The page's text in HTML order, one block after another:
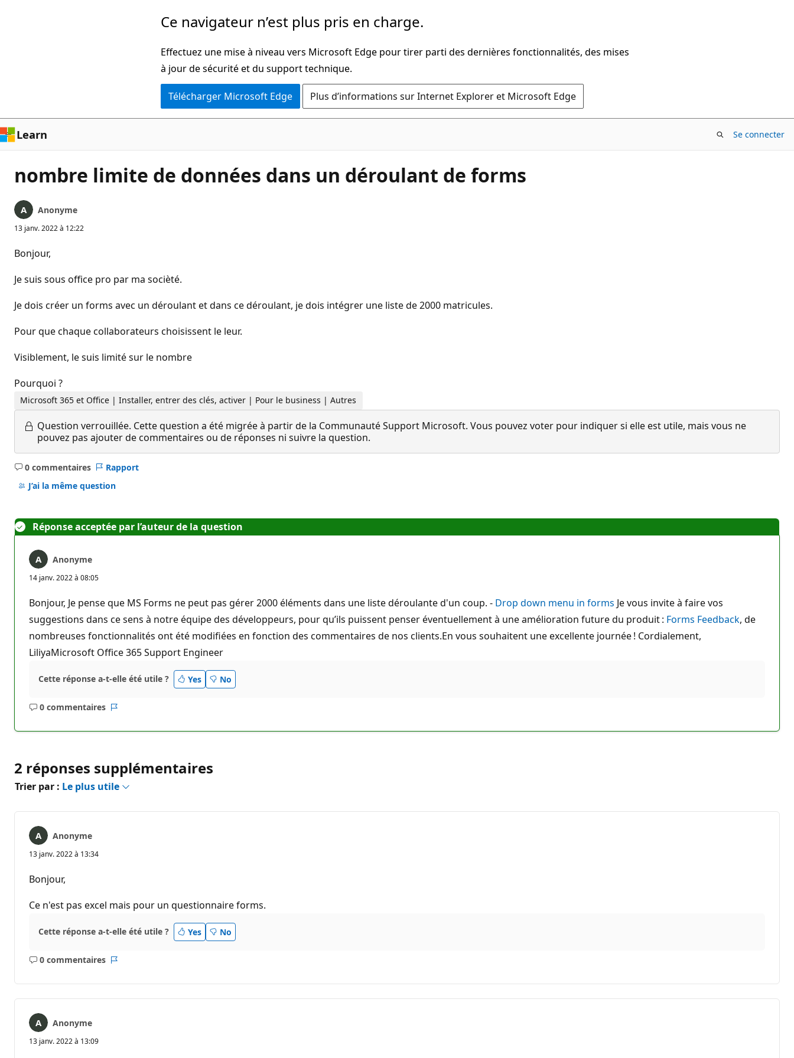
Ce navigateur n’est plus pris en charge.
Effectuez une mise à niveau vers Microsoft Edge pour tirer parti des dernières fonctionnalités, des mises
à jour de sécurité et du support technique.
Télécharger Microsoft Edge Plus d’informations sur Internet Explorer et Microsoft Edge
Learn Se connecter
nombre limite de données dans un déroulant de forms
Anonyme
13 janv. 2022 à 12:22
Bonjour,
Je suis sous office pro par ma socièté.
Je dois créer un forms avec un déroulant et dans ce déroulant, je dois intégrer une liste de 2000 matricules.
Pour que chaque collaborateurs choisissent le leur.
Visiblement, le suis limité sur le nombre
Pourquoi ?
Microsoft 365 et Office | Installer, entrer des clés, activer | Pour le business | Autres
Question verrouillée. Cette question a été migrée à partir de la Communauté Support Microsoft. Vous pouvez voter pour indiquer si elle est utile, mais vous ne
pouvez pas ajouter de commentaires ou de réponses ni suivre la question.
0 commentaires
Aucun
commentaire
Rapport
J’ai la même question
Réponse acceptée par l’auteur de la question
Anonyme
14 janv. 2022 à 08:05
Bonjour, Je pense que MS Forms ne peut pas gérer 2000 éléments dans une liste déroulante d'un coup. - Drop down menu in forms Je vous invite à faire vos
suggestions dans ce sens à notre équipe des développeurs, pour qu’ils puissent penser éventuellement à une amélioration future du produit : Forms Feedback, de
nombreuses fonctionnalités ont été modifiées en fonction des commentaires de nos clients.En vous souhaitent une excellente journée ! Cordialement,
LiliyaMicrosoft Office 365 Support Engineer
Cette réponse a-t-elle été utile ? Yes No
0 commentaires
Aucun
2 réponses supplémentaires
Trier par : Le plus utile
Anonyme
13 janv. 2022 à 13:34
Bonjour,
Ce n'est pas excel mais pour un questionnaire forms.
Cette réponse a-t-elle été utile ? Yes No
0 commentaires
Aucun
Anonyme
13 janv. 2022 à 13:09